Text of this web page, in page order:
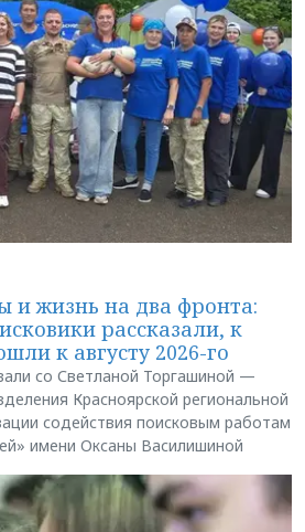
и жизнь на два фронта:
рассказали, к
к августу 2026-го
со Светланой Торгашиной —
Красноярской региональной
содействия поисковым работам
имени Оксаны Василишиной